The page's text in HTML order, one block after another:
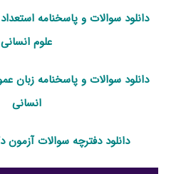
دانلود سوالات و پاسخنامه
علوم انسانی
انسانی
دانلود دفترچه سوالات آزمون